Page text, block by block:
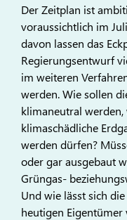
Der Zeitplan ist
voraussichtlich im
davon lassen das
Regierungsentwurf
im weiteren
werden. Wie sollen
klimaneutral
klimaschädliche
werden dürfen?
oder gar ausgebaut
Grüngas-
Und wie lässt sich
heutigen